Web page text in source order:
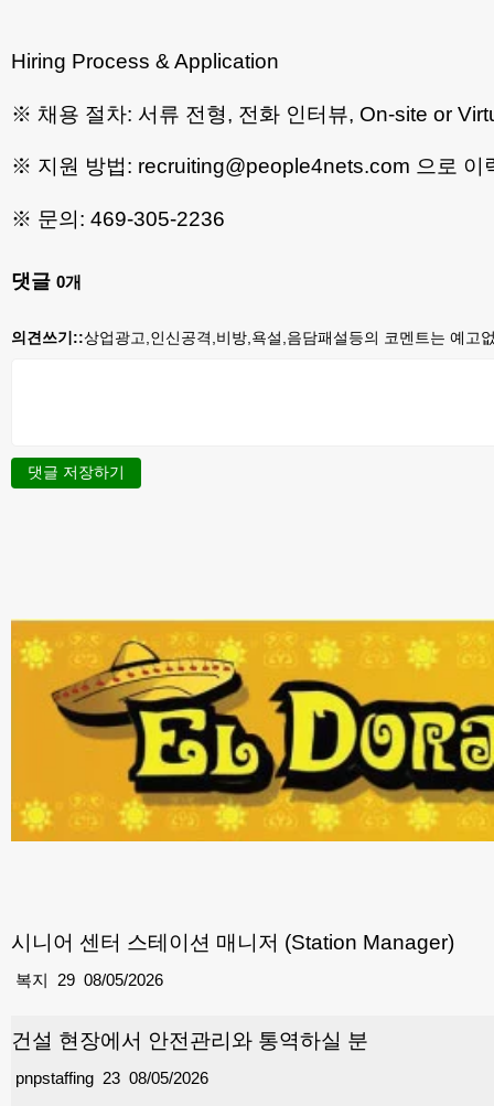
Hiring Process & Application
※ 채용 절차: 서류 전형, 전화 인터뷰, On-site or
※ 지원 방법: recruiting@people4nets.com 으로
※ 문의: 469-305-2236
댓글 0개
의견쓰기::상업광고,인신공격,비방,욕설,음담패설등의 코멘트는 예고
댓글 저장하기
시니어 센터 스테이션 매니저 (Station Manager)
29
복지 08/05/2026
건설 현장에서 안전관리와 통역하실 분
23
pnpstaffing 08/05/2026